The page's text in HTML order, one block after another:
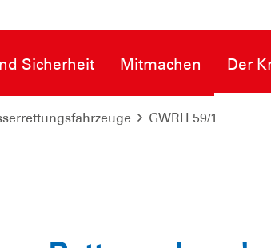
Sicherheit Mitmachen Der
GWRH 59/1